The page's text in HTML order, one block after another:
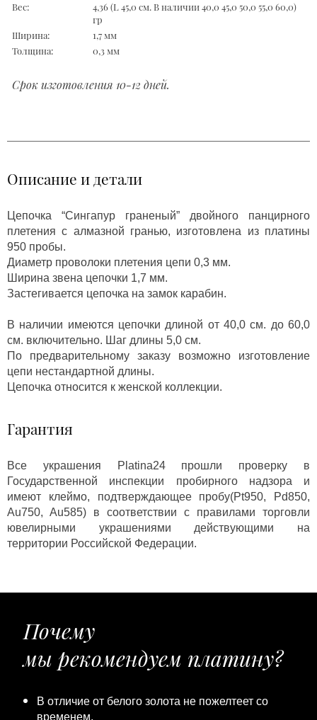
Вес:
4,36 (L 45,0 см. В наличии 40,0 45,0 50,0 55,0 60,0)
гр
Ширина:
1,7 мм
Толщина:
0,3 мм
Срок изготовления 10-12 дней.
Описание и детали
Цепочка “Сингапур граненый” двойного панцирного
плетения с алмазной гранью, изготовлена из платины
950 пробы.
Диаметр проволоки плетения цепи 0,3 мм.
Ширина звена цепочки 1,7 мм.
Застегивается цепочка на замок карабин.
В наличии имеются цепочки длиной от 40,0 см. до 60,0
см. включительно. Шаг длины 5,0 см.
По предварительному заказу возможно изготовление
цепи нестандартной длины.
Цепочка относится к женской коллекции.
Гарантия
Все украшения Platina24 прошли проверку в
Государственной инспекции пробирного надзора и
имеют клеймо, подтверждающее пробу(Pt950, Pd850,
Au750, Au585) в соответствии с правилами торговли
ювелирными украшениями действующими на
территории Российской Федерации.
Почему
мы рекомендуем платину?
В отличие от белого золота не пожелтеет со
временем.